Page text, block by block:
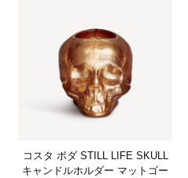
コスタ ボダ STILL LIFE SKULL
キャンドルホルダー マットゴー